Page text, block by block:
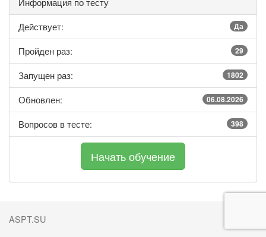
Действует:
Да
Пройден раз: 29
Запущен раз: 1802
Обновлен: 06.08.2026
Вопросов в тесте: 398
ASPT.SU